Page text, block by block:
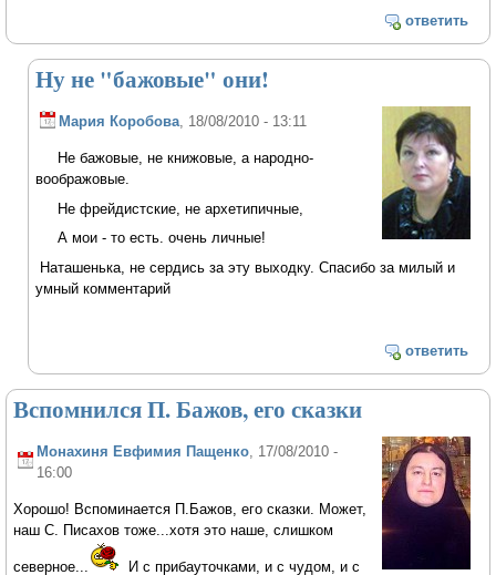
ответить
Ну не "бажовые" они!
Мария Коробова , 18/08/2010 - 13:11
Не бажовые, не книжовые, а народно-
воображовые.
Не фрейдистские, не архетипичные,
А мои - то есть. очень личные!
Наташенька, не сердись за эту выходку. Спасибо за милый и
умный комментарий
ответить
Вспомнился П. Бажов, его сказки
Монахиня Евфимия Пащенко , 17/08/2010 -
16:00
Хорошо! Вспоминается П.Бажов, его сказки. Может,
наш С. Писахов тоже...хотя это наше, слишком
северное...
И с прибауточками, и с чудом, и с